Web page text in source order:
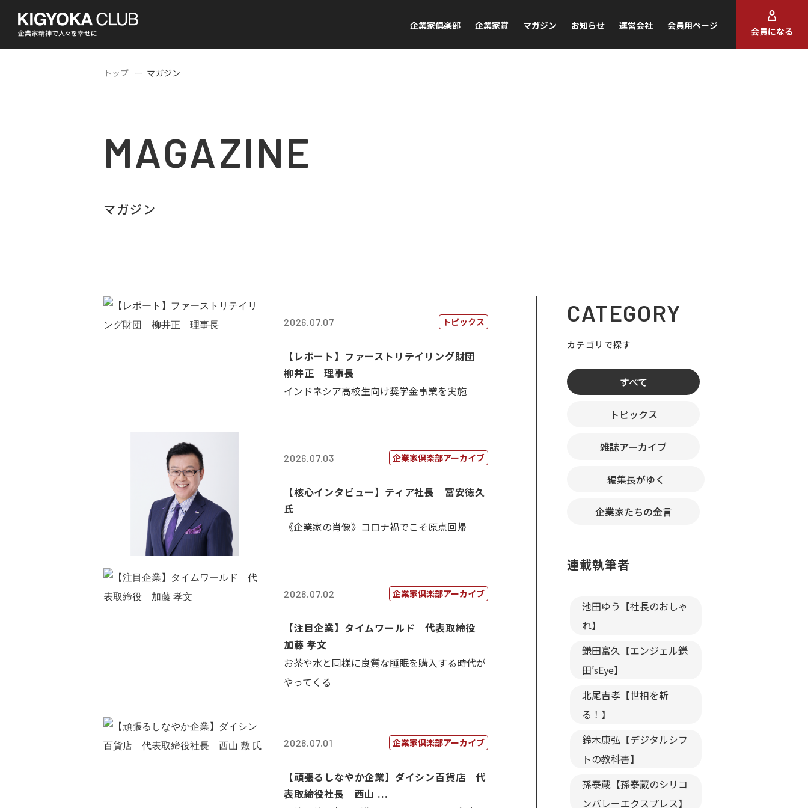
企業家倶楽部 企業家賞 マガジン お知らせ 運営会社 会員用ページ
会員になる
トップ マガジン
MAGAZINE
マガジン
2026.07.07 トピックス
【レポート】ファーストリテイリング財団
柳井正 理事長
インドネシア高校生向け奨学金事業を実施
2026.07.03 企業家倶楽部アーカイブ
【核心インタビュー】ティア社長 冨安徳久
氏
《企業家の肖像》コロナ禍でこそ原点回帰
2026.07.02 企業家倶楽部アーカイブ
【注目企業】タイムワールド 代表取締役
加藤 孝文
お茶や水と同様に良質な睡眠を購入する時代が
やってくる
2026.07.01 企業家倶楽部アーカイブ
【頑張るしなやか企業】ダイシン百貨店 代
表取締役社長 西山 ...
CATEGORY
カテゴリで探す
すべて
トピックス
雑誌アーカイブ
編集長がゆく
企業家たちの金言
連載執筆者
池田ゆう【社長のおしゃ
れ】
鎌田富久【エンジェル鎌
田’sEye】
北尾吉孝【世相を斬
る！】
鈴木康弘【デジタルシフ
トの教科書】
孫泰蔵【孫泰蔵のシリコ
ンバレーエクスプレス】